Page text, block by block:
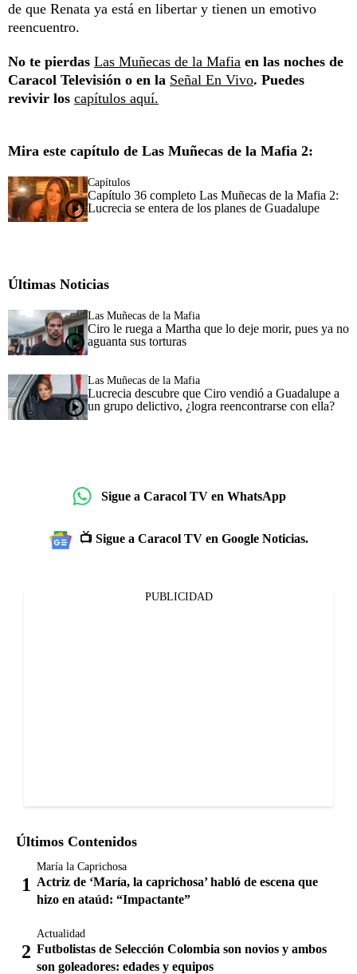
de que Renata ya está en libertar y tienen un emotivo
reencuentro.
No te pierdas Las Muñecas de la Mafia en las noches de
Caracol Televisión o en la Señal En Vivo. Puedes
revivir los capítulos aquí.
Mira este capítulo de Las Muñecas de la Mafia 2:
Capítulos
Capítulo 36 completo Las Muñecas de la Mafia 2:
Lucrecia se entera de los planes de Guadalupe
Últimas Noticias
Las Muñecas de la Mafia
Ciro le ruega a Martha que lo deje morir, pues ya no
aguanta sus torturas
Las Muñecas de la Mafia
Lucrecia descubre que Ciro vendió a Guadalupe a
un grupo delictivo, ¿logra reencontrarse con ella?
Sigue a Caracol TV en WhatsApp
📺 Sigue a Caracol TV en Google Noticias.
PUBLICIDAD
Últimos Contenidos
María la Caprichosa
Actriz de ‘María, la caprichosa’ habló de escena que
hizo en ataúd: “Impactante”
Actualidad
Futbolistas de Selección Colombia son novios y ambos
son goleadores: edades y equipos